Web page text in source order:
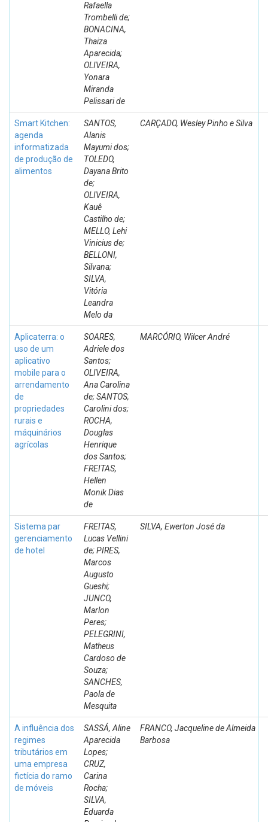
Rafaella
Trombelli de;
BONACINA,
Thaiza
Aparecida;
OLIVEIRA,
Yonara
Miranda
Pelissari de
Smart Kitchen:
agenda
informatizada
de produção de
alimentos
SANTOS,
Alanis
Mayumi dos;
TOLEDO,
Dayana Brito
de;
OLIVEIRA,
Kauê
Castilho de;
MELLO, Lehi
Vinicius de;
BELLONI,
Silvana;
SILVA,
Vitória
Leandra
Melo da
CARÇADO, Wesley Pinho e Silva
Aplicaterra: o
uso de um
aplicativo
mobile para o
arrendamento
de
propriedades
rurais e
máquinários
agrícolas
SOARES,
Adriele dos
Santos;
OLIVEIRA,
Ana Carolina
de; SANTOS,
Carolini dos;
ROCHA,
Douglas
Henrique
dos Santos;
FREITAS,
Hellen
Monik Dias
de
MARCÓRIO, Wilcer André
Sistema par
gerenciamento
de hotel
FREITAS,
Lucas Vellini
de; PIRES,
Marcos
Augusto
Gueshi;
JUNCO,
Marlon
Peres;
PELEGRINI,
Matheus
Cardoso de
Souza;
SANCHES,
Paola de
Mesquita
SILVA, Ewerton José da
A influência dos
regimes
tributários em
uma empresa
fictícia do ramo
de móveis
SASSÁ, Aline
Aparecida
Lopes;
CRUZ,
Carina
Rocha;
SILVA,
Eduarda
FRANCO, Jacqueline de Almeida
Barbosa